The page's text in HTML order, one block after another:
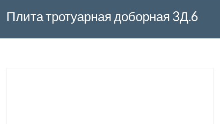
Плита тротуарная доборная 3Д.6